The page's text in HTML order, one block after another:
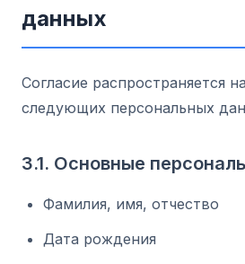
данных
Согласие распространяется
следующих персональных
3.1. Основные
Фамилия, имя, отчество
Дата рождения